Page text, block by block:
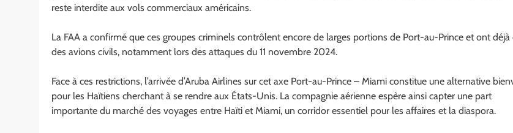
reste interdite aux vols commerciaux américains.
La FAA a confirmé que ces groupes criminels contrôlent encore de larges portions de Port-au-Prince et ont déjà
des avions civils, notamment lors des attaques du 11 novembre 2024.
Face à ces restrictions, l’arrivée d’Aruba Airlines sur cet axe Port-au-Prince – Miami constitue une alternative
pour les Haïtiens cherchant à se rendre aux États-Unis. La compagnie aérienne espère ainsi capter une part
importante du marché des voyages entre Haïti et Miami, un corridor essentiel pour les affaires et la diaspora.